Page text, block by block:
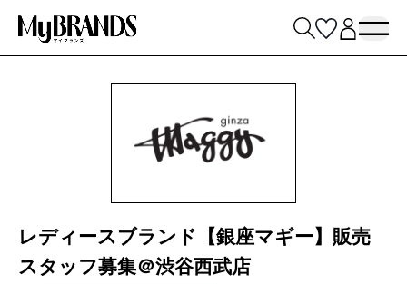
レディースブランド【銀座マギー】販売
スタッフ募集＠渋谷西武店